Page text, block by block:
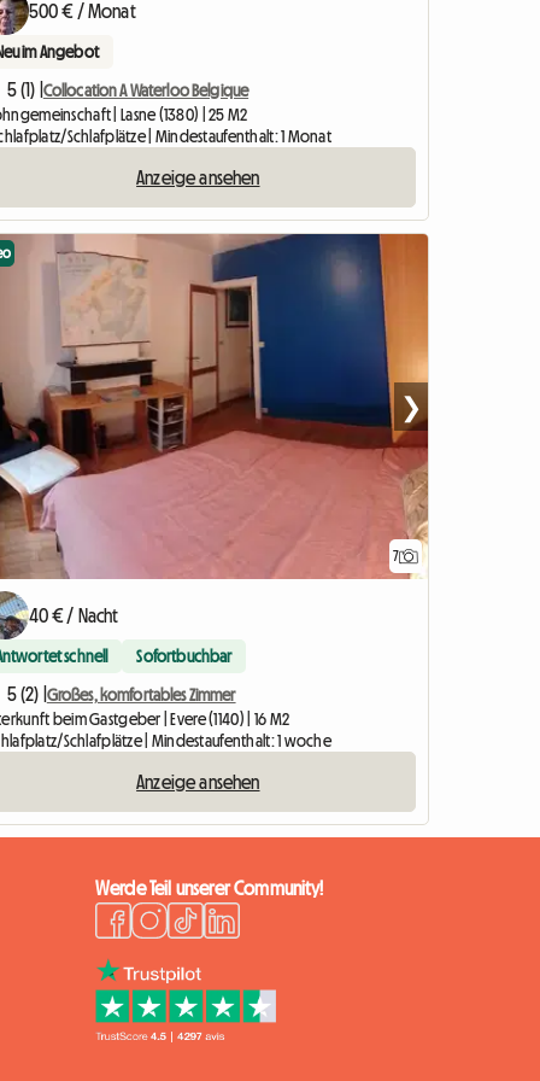
500 € / Monat
im Angebot
5 (1) | Collocation A Waterloo Belgique
| Lasne (1380) | 25 M2
Schlafplätze | Mindestaufenthalt: 1 Monat
Anzeige ansehen
7
❯
40 € / Nacht
schnell Sofortbuchbar
5 (2) | Großes, komfortables Zimmer
beim Gastgeber | Evere (1140) | 16 M2
Schlafplätze | Mindestaufenthalt: 1 woche
Anzeige ansehen
Werde Teil unserer Community!